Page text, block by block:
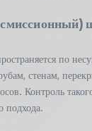
по
стенам,
Контроль
подхода.